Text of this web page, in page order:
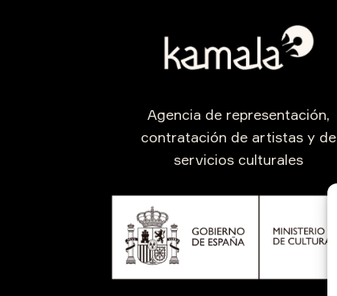
Agencia de representación,
contratación de artistas y de
servicios culturales